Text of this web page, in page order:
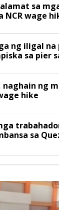
sa
NCR wage
ng iligal
sa pier
ng
hike
sa